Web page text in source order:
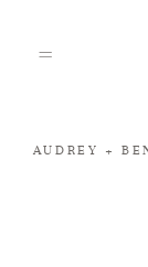
AUDREY +